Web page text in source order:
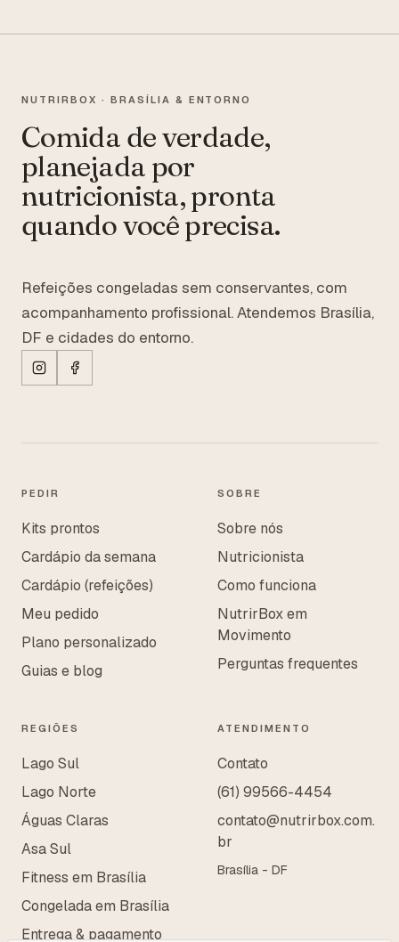
NUTRIRBOX · BRASÍLIA & ENTORNO
Comida de verdade,
planejada por
nutricionista, pronta
quando você precisa.
Refeições congeladas sem conservantes, com
acompanhamento profissional. Atendemos Brasília,
DF e cidades do entorno.
PEDIR
Kits prontos
Cardápio da semana
Cardápio (refeições)
Meu pedido
Plano personalizado
Guias e blog
SOBRE
Sobre nós
Nutricionista
Como funciona
NutrirBox em
Movimento
Perguntas frequentes
REGIÕES
Lago Sul
Lago Norte
Águas Claras
Asa Sul
Fitness em Brasília
Congelada em Brasília
Entrega & pagamento
ATENDIMENTO
Contato
(61) 99566-4454
contato@nutrirbox.com.
br
Brasília - DF